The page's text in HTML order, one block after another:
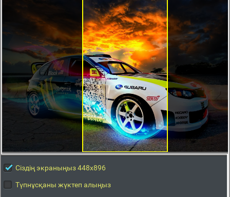
Сіздің экраныңыз 448x896
Түпнұсқаны жүктеп алыңыз